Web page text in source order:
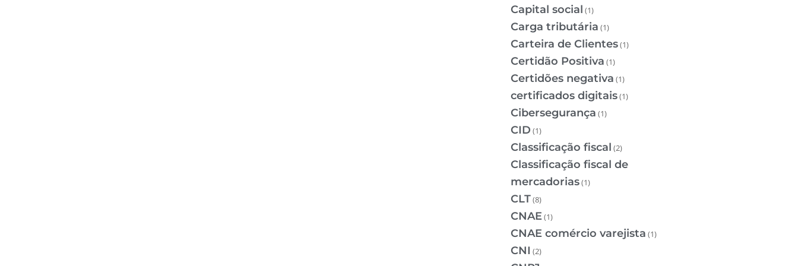
Capital social (1)
Carga tributária (1)
Carteira de Clientes(1)
Certidão Positiva (1)
Certidões negativa (1)
certificados digitais(1)
Cibersegurança (1)
CID (1)
Classificação fiscal (2)
Classificação fiscal de
mercadorias(1)
CLT(8)
CNAE(1)
CNAE comércio varejista (1)
CNI (2)